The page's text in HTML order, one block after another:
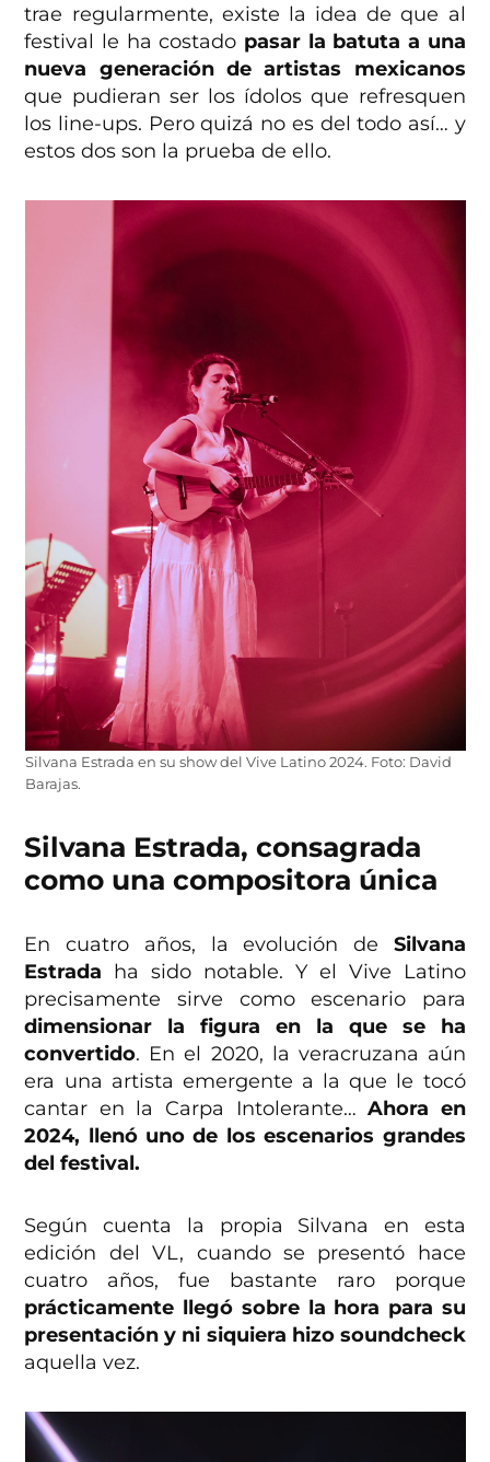
trae regularmente, existe la idea de que al
festival le ha costado pasar la batuta a una
nueva generación de artistas mexicanos
que pudieran ser los ídolos que refresquen
los line-ups. Pero quizá no es del todo así… y
estos dos son la prueba de ello.
Silvana Estrada en su show del Vive Latino 2024. Foto: David
Barajas.
Silvana Estrada, consagrada
como una compositora única
En cuatro años, la evolución de Silvana
Estrada ha sido notable. Y el Vive Latino
precisamente sirve como escenario para
dimensionar la figura en la que se ha
convertido. En el 2020, la veracruzana aún
era una artista emergente a la que le tocó
cantar en la Carpa Intolerante…Ahora en
2024, llenó uno de los escenarios grandes
del festival.
Según cuenta la propia Silvana en esta
edición del VL, cuando se presentó hace
cuatro años, fue bastante raro porque
prácticamente llegó sobre la hora para su
presentación y ni siquiera hizo soundcheck
aquella vez.